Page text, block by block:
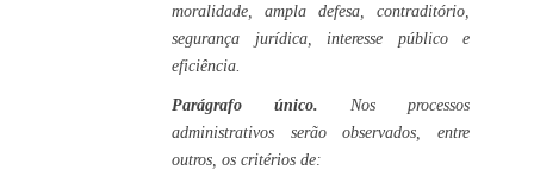
moralidade, ampla defesa, contraditório,
segurança jurídica, interesse público e
eficiência.
Parágrafo único. Nos processos
administrativos serão observados, entre
outros, os critérios de: